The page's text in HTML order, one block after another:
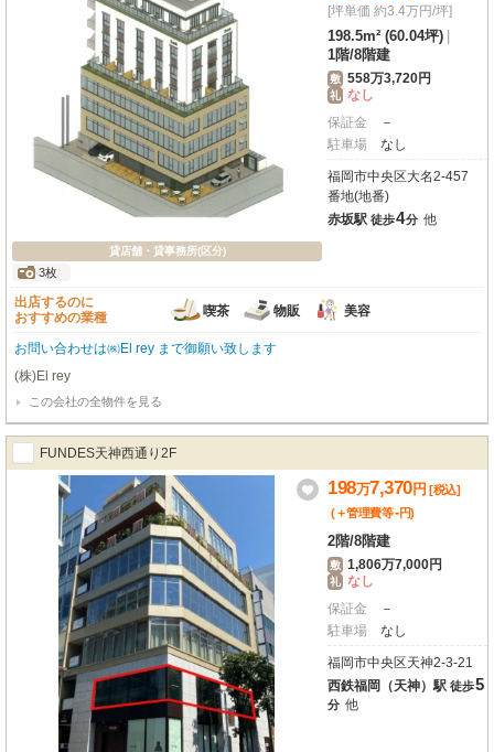
貸店舗・貸事務所(区分)
3枚
[坪単価 約3.4万円/坪]
198.5m² (60.04坪)
1階/8階建
敷 558万3,720円
礼 なし
保証金
－
駐車場
なし
福岡市中央区大名2-457
番地(地番)
赤坂駅 徒歩4分 他
出店するのに
おすすめの業種
喫茶 物販 美容
お問い合わせは㈱El rey まで御願い致します
(株)El rey
この会社の全物件を見る
FUNDES天神西通り2F
198万7,370円 [税込]
(＋管理費等-円)
2階/8階建
敷 1,806万7,000円
礼 なし
保証金
－
駐車場
なし
福岡市中央区天神2-3-21
西鉄福岡（天神）駅 徒歩5
分 他